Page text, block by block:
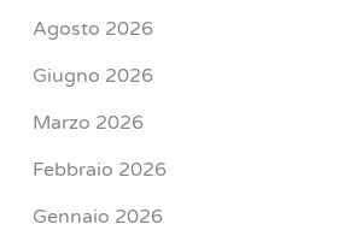
Agosto 2026
Giugno 2026
Marzo 2026
Febbraio 2026
Gennaio 2026